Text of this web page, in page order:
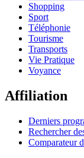
Shopping
Sport
Téléphonie
Tourisme
Transports
Vie Pratique
Voyance
Affiliation
Derniers
Rechercher
Comparateur